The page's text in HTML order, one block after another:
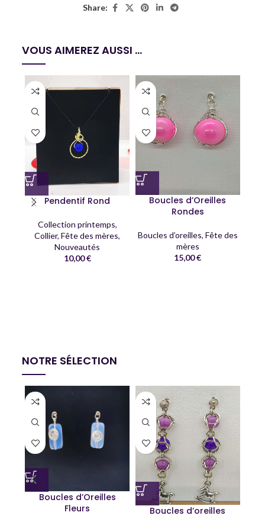
Share:
VOUS AIMEREZ AUSSI ...
Pendentif Rond
Collection printemps,
Collier,Fête des mères,
Nouveautés
10,00€
Boucles d’Oreilles
Rondes
Boucles d’oreilles, Fête des
mères
15,00€
NOTRE SÉLECTION
Boucles d’Oreilles
Fleurs
Boucles d’oreilles